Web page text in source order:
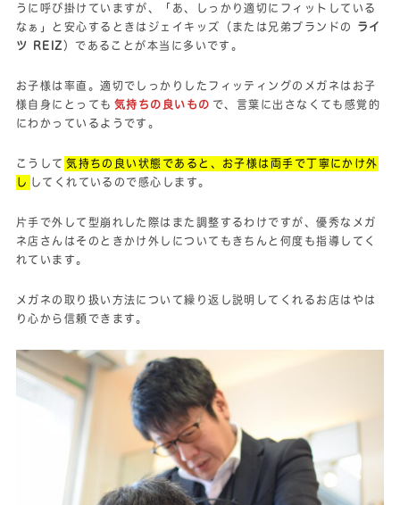
うに呼び掛けていますが、「あ、しっかり適切にフィットしている
なぁ」と安心するときはジェイキッズ（または兄弟ブランドの ライ
ツ REIZ ）であることが本当に多いです。
お子様は率直。適切でしっかりしたフィッティングのメガネはお子
様自身にとっても 気持ちの良いもの で、言葉に出さなくても感覚的
にわかっているようです。
こうして 気持ちの良い状態であると、お子様は両手で丁寧にかけ外
し
してくれているので感心します。
片手で外して型崩れした際はまた調整するわけですが、優秀なメガ
ネ店さんはそのときかけ外しについてもきちんと何度も指導してく
れています。
メガネの取り扱い方法について繰り返し説明してくれるお店はやは
り心から信頼できます。